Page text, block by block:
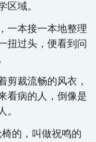
区域。
一本接一本地整理
扭过头，便看到问
剪裁流畅的风衣，
看病的人，倒像是
。
的，叫做祝鸣的